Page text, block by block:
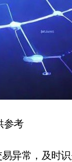
参考
异常，及时